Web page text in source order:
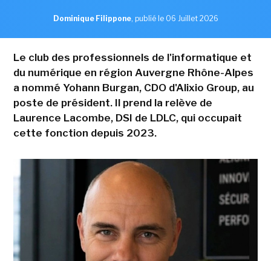
Dominique Filippone, publié le 06 Juillet 2026
Le club des professionnels de l'informatique et
du numérique en région Auvergne Rhône-Alpes
a nommé Yohann Burgan, CDO d'Alixio Group, au
poste de président. Il prend la relève de
Laurence Lacombe, DSI de LDLC, qui occupait
cette fonction depuis 2023.